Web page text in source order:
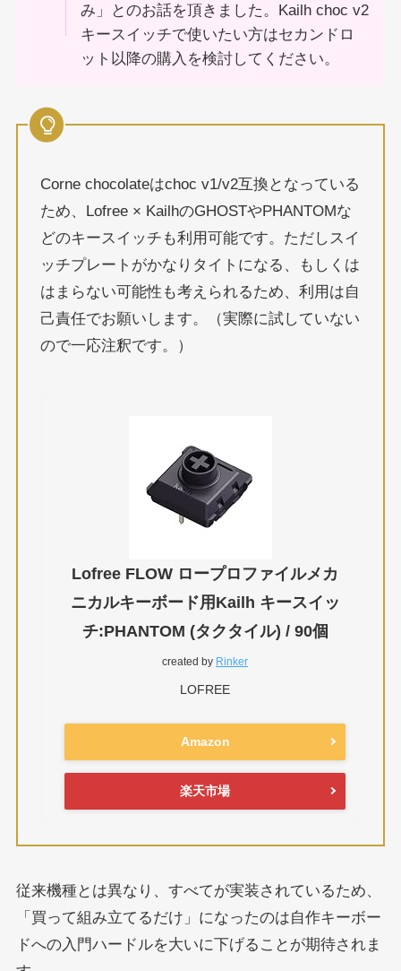
み」とのお話を頂きました。Kailh choc v2
キースイッチで使いたい方はセカンドロ
ット以降の購入を検討してください。
Corne chocolateはchoc v1/v2互換となっている
ため、Lofree × KailhのGHOSTやPHANTOMな
どのキースイッチも利用可能です。ただしスイ
ッチプレートがかなりタイトになる、もしくは
はまらない可能性も考えられるため、利用は自
己責任でお願いします。（実際に試していない
ので一応注釈です。）
Lofree FLOW ロープロファイルメカ
ニカルキーボード用Kailh キースイッ
チ:PHANTOM (タクタイル) / 90個
created by Rinker
LOFREE
Amazon
楽天市場
従来機種とは異なり、すべてが実装されているため、
「買って組み立てるだけ」になったのは自作キーボー
ドへの入門ハードルを大いに下げることが期待されま